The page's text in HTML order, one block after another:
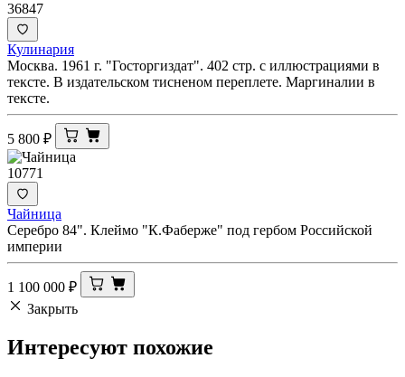
36847
Кулинария
Москва. 1961 г. "Госторгиздат". 402 стр. с иллюстрациями в
тексте. В издательском тисненом переплете. Маргиналии в
тексте.
5 800 ₽
10771
Чайница
Серебро 84". Клеймо "К.Фаберже" под гербом Российской
империи
1 100 000 ₽
Закрыть
Интересуют похожие